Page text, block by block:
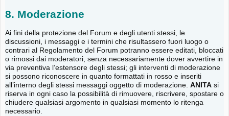
8. Moderazione
Ai fini della protezione del Forum e degli utenti stessi, le
discussioni, i messaggi e i termini che risultassero fuori luogo o
contrari al Regolamento del Forum potranno essere editati, bloccati
o rimossi dai moderatori, senza necessariamente dover avvertire in
via preventiva l’estensore degli stessi; gli interventi di moderazione
si possono riconoscere in quanto formattati in rosso e inseriti
all’interno degli stessi messaggi oggetto di moderazione. ANITA si
riserva in ogni caso la possibilità di rimuovere, riscrivere, spostare o
chiudere qualsiasi argomento in qualsiasi momento lo ritenga
necessario.